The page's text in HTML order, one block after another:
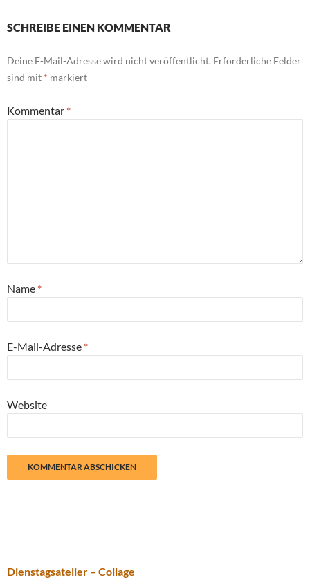
SCHREIBE EINEN KOMMENTAR
Deine E-Mail-Adresse wird nicht veröffentlicht. Erforderliche Felder
sind mit * markiert
Kommentar *
Name *
E-Mail-Adresse *
Website
Dienstagsatelier – Collage